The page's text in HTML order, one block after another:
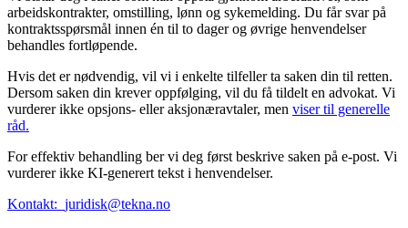
arbeidskontrakter, omstilling, lønn og sykemelding. Du får svar på
kontraktsspørsmål innen én til to dager og øvrige henvendelser
behandles fortløpende.
Hvis det er nødvendig, vil vi i enkelte tilfeller ta saken din til retten.
Dersom saken din krever oppfølging, vil du få tildelt en advokat. Vi
vurderer ikke opsjons- eller aksjonæravtaler, men viser til generelle
råd.
For effektiv behandling ber vi deg først beskrive saken på e-post. Vi
vurderer ikke KI-generert tekst i henvendelser.
Kontakt: juridisk@tekna.no